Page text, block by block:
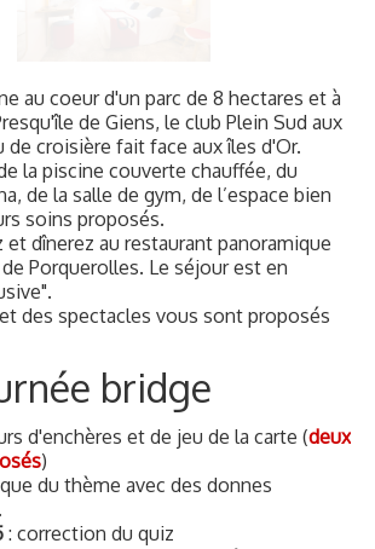
soins proposés.
et dînerez au restaurant panoramique
Porquerolles. Le séjour est en
des spectacles vous sont proposés
bridge
d'enchères et de jeu de la carte (deux
du thème avec des donnes
: correction du quiz
par paires homologué FFB
tournoi différent vous sera proposé).
tournois
des donnes du tournoi.
conviviaux les 2 et 3 janvier.